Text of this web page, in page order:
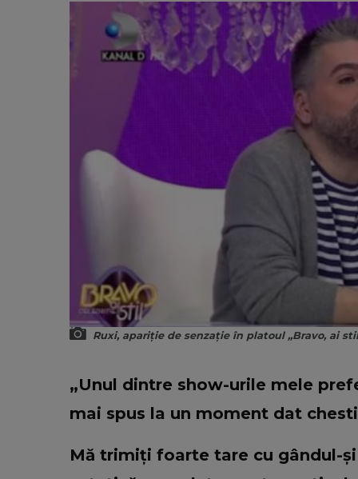
Ruxi, apariție de senzație în platoul „Bravo, ai
„Unul dintre show-urile mele
mai spus la un moment dat
Mă trimiți foarte tare cu gândul-